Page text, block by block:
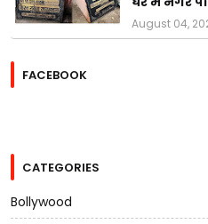
August 04,
FACEBOOK
CATEGORIES
Bollywood